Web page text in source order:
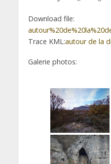
Download file:
Trace KML:autour de la
Galerie photos: